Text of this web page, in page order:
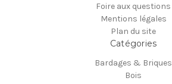
Foire aux questions
Mentions légales
Plan du site
Catégories
Bardages & Briques
Bois